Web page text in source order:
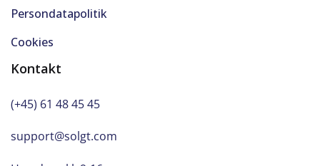
Persondatapolitik
Cookies
Kontakt
(+45) 61 48 45 45
support@solgt.com